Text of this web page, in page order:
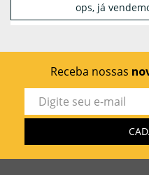
ops, já
Receba nossas